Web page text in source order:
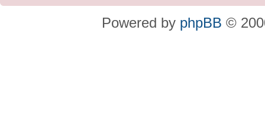
Powered by phpBB ©